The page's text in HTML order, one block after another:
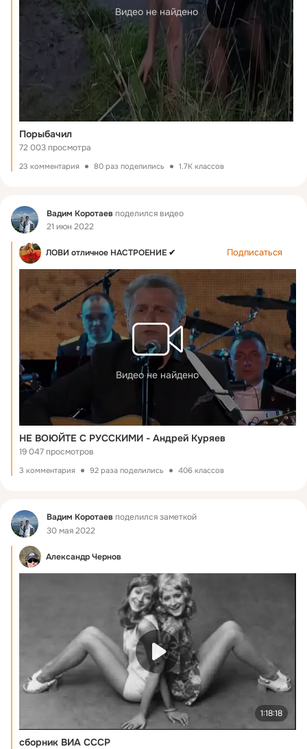
Видео не найдено
Порыбачил
72 003 просмотра
23 комментария 80 раз поделились 1.7K классов
Фид Вадим Коротаев поделился видео
21 июн 2022
ЛОВИ отличное НАСТРОЕНИЕ ✔ Подписаться
Видео не найдено
НЕ ВОЮЙТЕ С РУССКИМИ - Андрей Куряев
19 047 просмотров
3 комментария 92 раза поделились 406 классов
Фид Вадим Коротаев поделился заметкой
30 мая 2022
Александр Чернов
1:18:18
сборник ВИА СССР